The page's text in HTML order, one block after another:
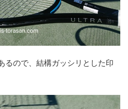
るので、結構ガッシリとした印